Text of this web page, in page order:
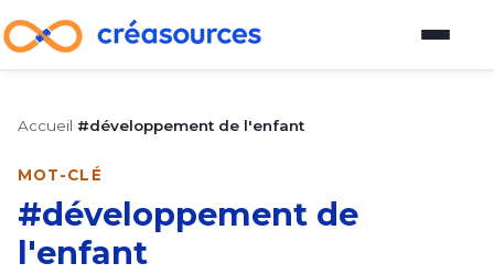
Plateforme d'outils
Guide pour devenir vendeur
Accueil #développement de l'enfant
MOT-CLÉ
#développement de
l'enfant